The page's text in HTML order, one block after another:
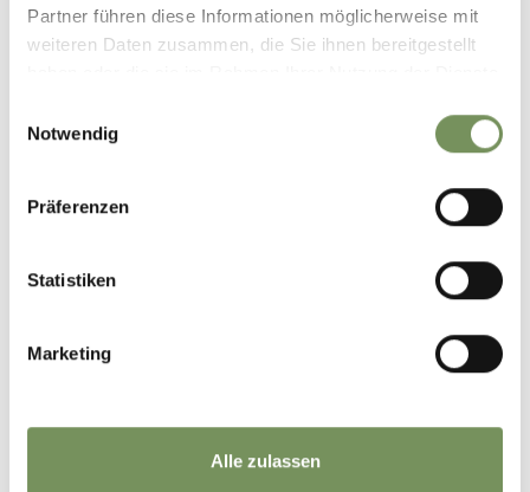
Partner führen diese Informationen möglicherweise mit
weiteren Daten zusammen, die Sie ihnen bereitgestellt
Notwendig
Präferenzen
Statistiken
Marketing
Alle zulassen
WAR DER INHALT FÜR DICH HILFREICH?